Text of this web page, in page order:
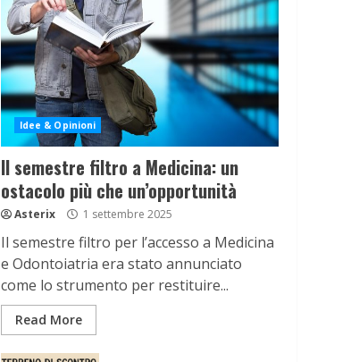
Idee & Opinioni
Il semestre filtro a Medicina: un
ostacolo più che un’opportunità
Asterix 1 settembre 2025
Il semestre filtro per l’accesso a Medicina
e Odontoiatria era stato annunciato
come lo strumento per restituire...
Read More